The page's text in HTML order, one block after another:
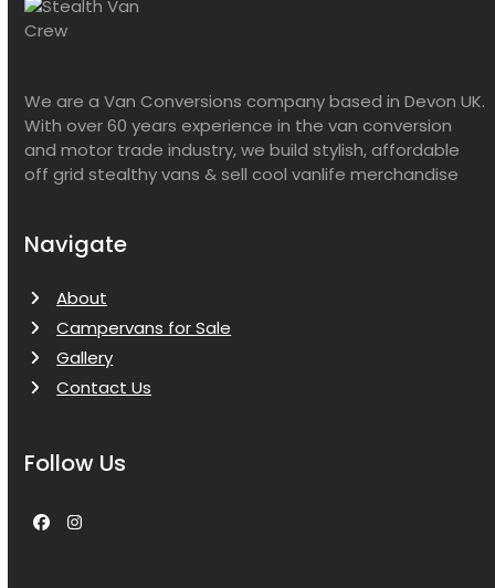
We are a Van Conversions company based in Devon UK.
With over 60 years experience in the van conversion
and motor trade industry, we build stylish, affordable
off grid stealthy vans & sell cool vanlife merchandise
Navigate
About
Campervans for Sale
Gallery
Contact Us
Follow Us
FacebookInstagram